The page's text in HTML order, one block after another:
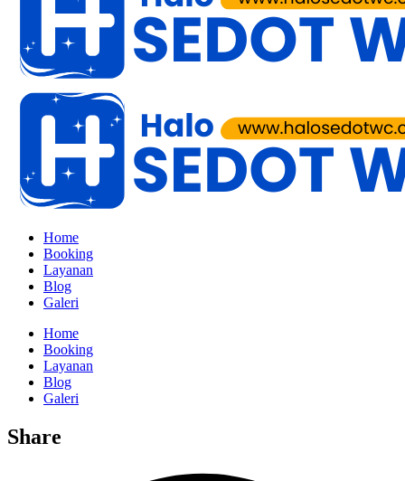
Home
Booking
Layanan
Blog
Galeri
Home
Booking
Layanan
Blog
Galeri
Share